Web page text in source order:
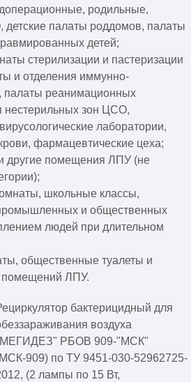
родильные,
палаты роддомов, палаты
детей;
стерилизации и пастеризации
и отделения иммунно-
палаты реанимационных
нестерильных зон ЦСО,
лаборатории,
фармацевтические цеха;
другие помещения ЛПУ (не
школьные классы,
и общественных
людей при длительном
общественные туалеты и
помещений ЛПУ.
бактерицидный для
воздуха
РБОВ 909-"МСК"
909) по ТУ 9451-030-52962725-
(2 лампы по 15 Вт,